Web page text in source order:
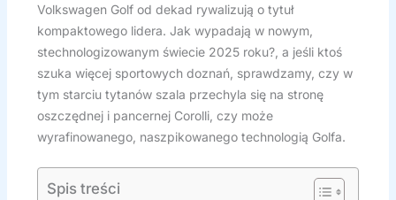
Volkswagen Golf od dekad rywalizują o tytuł
kompaktowego lidera. Jak wypadają w nowym,
stechnologizowanym świecie 2025 roku?, a jeśli ktoś
szuka więcej sportowych doznań, sprawdzamy, czy w
tym starciu tytanów szala przechyla się na stronę
oszczędnej i pancernej Corolli, czy może
wyrafinowanego, naszpikowanego technologią Golfa.
Spis treści